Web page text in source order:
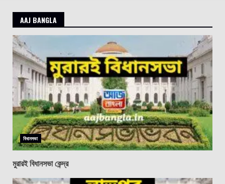
AAJ BANGLA
বিধানসভা
মুরারই বিধানসভা কেন্দ্র